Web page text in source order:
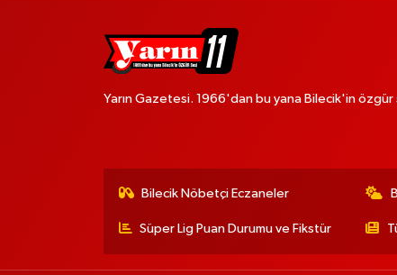
Yarın Gazetesi. 1966'dan bu yana Bilecik'in özgür
Bilecik Nöbetçi Eczaneler
Süper Lig Puan Durumu ve Fikstür